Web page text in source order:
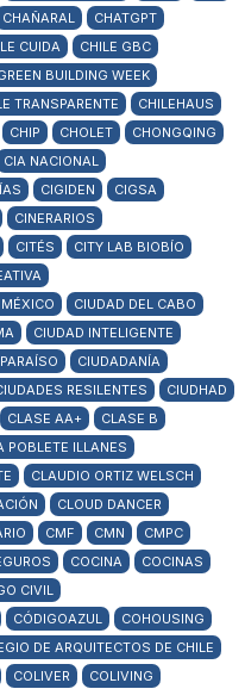
CHAÑARAL
CHATGPT
CUIDA
CHILE GBC
BUILDING WEEK
TRANSPARENTE
CHILEHAUS
CHIP CHOLET
CHONGQING
CIA NACIONAL
CIGIDEN
CIGSA
CINERARIOS
CITÉS
CITY LAB BIOBÍO
CIUDAD DEL CABO
CIUDAD INTELIGENTE
CIUDADANÍA
RESILENTES
CIUDHAD
CLASE AA+
CLASE B
POBLETE ILLANES
CLAUDIO ORTIZ WELSCH
CLOUD DANCER
CMF CMN
CMPC
COCINA
COCINAS
CIVIL
CÓDIGOAZUL
COHOUSING
DE ARQUITECTOS DE CHILE
COLIVER
COLIVING